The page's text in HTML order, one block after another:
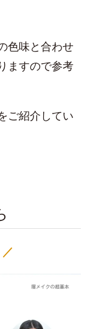
色味と合わせ
ますので参考
ご紹介してい